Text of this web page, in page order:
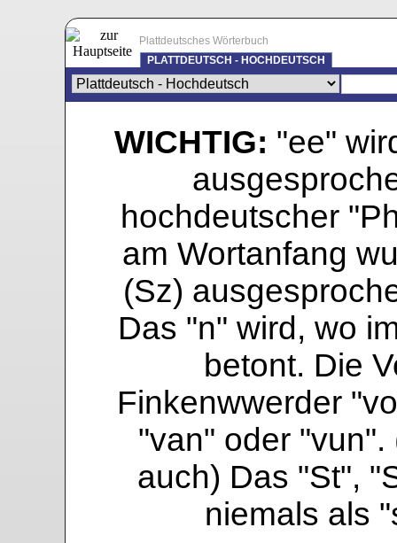
Plattdeutsches Wörterbuch
PLATTDEUTSCH - HOCHDEUTSCH
WICHTIG: "ee"
hochdeutscher
am Wortanfang
(Sz)
Das "n" wird, wo
betont. Die
Finkenwwerder
"van" oder "vun".
auch) Das "St",
niemals als